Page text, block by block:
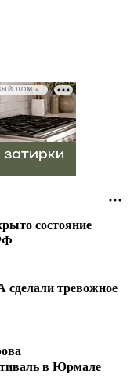
РЕКЛАМА • ООО СТРОИТЕЛЬНЫЙ ТОРГОВЫЙ ДОМ «ПЕТРОВИЧ», ИНН 7802348846
состояние
тревожное
в Юрмале